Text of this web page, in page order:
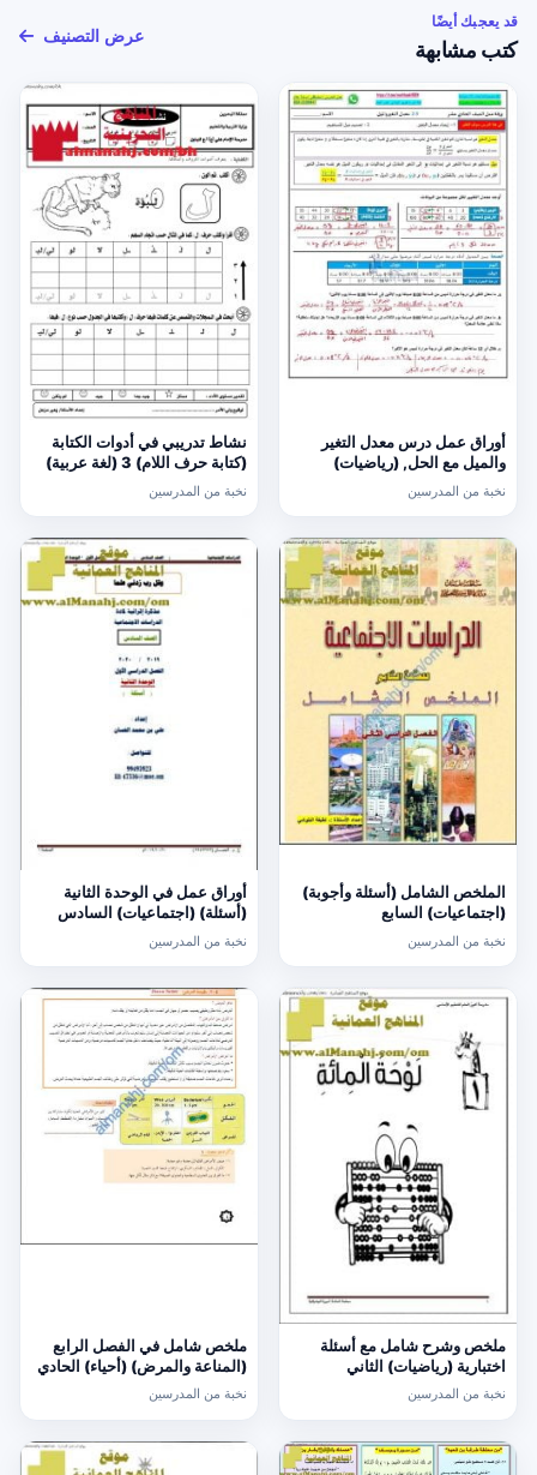
قد يعجبك أيضًا
كتب مشابهة
عرض التصنيف
أوراق عمل درس معدل التغير
والميل مع الحل, (رياضيات)
الحادي عشر العام
نخبة من المدرسين
نشاط تدريبي في أدوات الكتابة
(كتابة حرف اللام) 3 (لغة عربية)
نخبة من المدرسين
الملخص الشامل (أسئلة وأجوبة)
(اجتماعيات) السابع
نخبة من المدرسين
أوراق عمل في الوحدة الثانية
(أسئلة) (اجتماعيات) السادس
نخبة من المدرسين
ملخص وشرح شامل مع أسئلة
اختبارية (رياضيات) الثاني
نخبة من المدرسين
ملخص شامل في الفصل الرابع
(المناعة والمرض) (أحياء) الحادي
نخبة من المدرسين